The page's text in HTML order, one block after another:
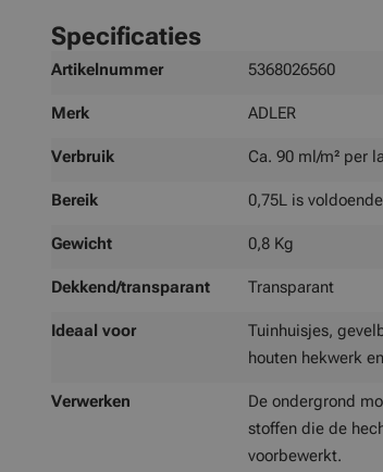
Specificaties
Meer
Artikelnummer 5368026560
Merk ADLER
Verbruik Ca. 90 ml/m² per
Bereik 0,75L is
Gewicht 0,8 Kg
Dekkend/transparant Transparant
Ideaal voor
Tuinhuisjes,
houten hekwerk
Verwerken
De ondergrond
stoffen die de
voorbewerkt.